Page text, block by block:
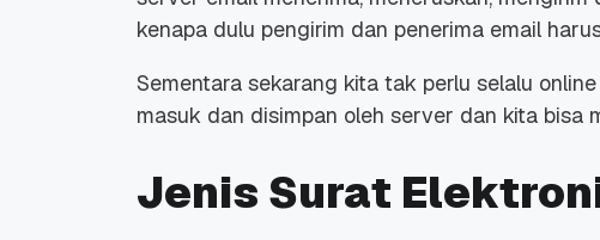
kenapa dulu pengirim dan penerima email
Sementara sekarang kita tak perlu selalu
masuk dan disimpan oleh server dan kita bisa
Jenis Surat